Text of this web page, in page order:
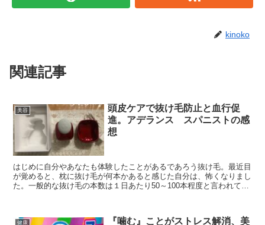
kinoko
関連記事
美容
頭皮ケアで抜け毛防止と血行促
進。アデランス スパニストの感
想
はじめに自分やあなたも体験したことがあるであろう抜け毛。最近目
が覚めると、枕に抜け毛が何本かあると感じた自分は、怖くなりまし
た。一般的な抜け毛の本数は１日あたり50～100本程度と言われてい
健康
『噛む』ことがストレス解消、美